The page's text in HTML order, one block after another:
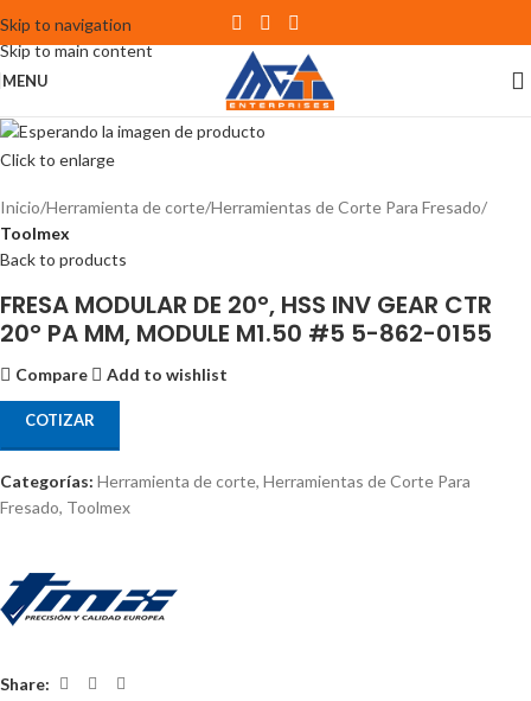
Skip to navigation
Skip to main content
MENU
Click to enlarge
Inicio Herramienta de corte Herramientas de Corte Para Fresado
Toolmex
Back to products
FRESA MODULAR DE 20°, HSS INV GEAR CTR
20° PA MM, MODULE M1.50 #5 5-862-0155
Compare Add to wishlist
COTIZAR
Categorías: Herramienta de corte, Herramientas de Corte Para
Fresado, Toolmex
Share: